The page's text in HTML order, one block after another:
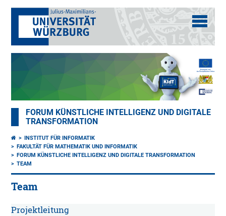
FORUM KÜNSTLICHE INTELLIGENZ UND DIGITALE
TRANSFORMATION
INSTITUT FÜR INFORMATIK
FAKULTÄT FÜR MATHEMATIK UND INFORMATIK
FORUM KÜNSTLICHE INTELLIGENZ UND DIGITALE TRANSFORMATION
TEAM
Team
Projektleitung